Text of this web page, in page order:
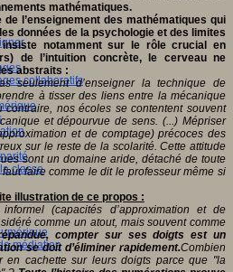
collaboratifs
classe
médiation
mathématiques.
de l’enseignement des mathématiques qui
données de la psychologie et des limites
notamment sur le rôle crucial en
de l’intuition concrète, le cerveau ne
abstraits :
seulement d’enseigner la technique de
à tisser des liens entre la mécanique
nos écoles se contentent souvent
et dépourvue de sens. (...) Mépriser
et de comptage) précoces des
sur le reste de la scolarité. Cette attitude
sont un domaine aride, détaché de toute
faire comme le dit le professeur même si
illustration de ce propos :
(capacités d’approximation et de
comme un atout, mais souvent comme
compter sur ses doigts est un
se doit d’éliminer rapidement.Combien
en cachette sur leurs doigts parce que "la